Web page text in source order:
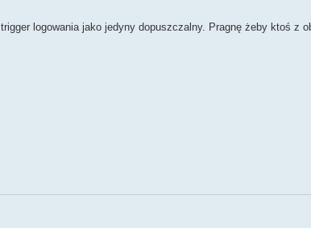
logowania jako jedyny dopuszczalny. Pragnę żeby ktoś z